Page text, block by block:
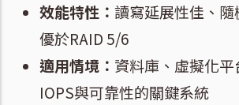
效能特性： 讀寫延展性佳、
優於RAID 5/6
適用情境： 資料庫、虛擬化
IOPS與可靠性的關鍵系統